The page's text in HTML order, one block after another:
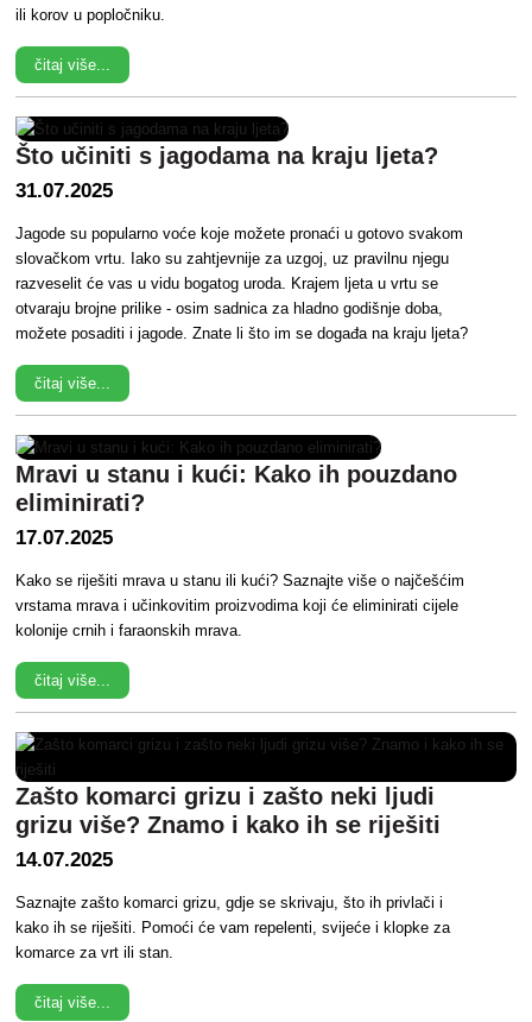
ili korov u popločniku.
čitaj više...
Što učiniti s jagodama na kraju ljeta?
31.07.2025
Jagode su popularno voće koje možete pronaći u gotovo svakom
slovačkom vrtu. Iako su zahtjevnije za uzgoj, uz pravilnu njegu
razveselit će vas u vidu bogatog uroda. Krajem ljeta u vrtu se
otvaraju brojne prilike - osim sadnica za hladno godišnje doba,
možete posaditi i jagode. Znate li što im se događa na kraju ljeta?
čitaj više...
Mravi u stanu i kući: Kako ih pouzdano
eliminirati?
17.07.2025
Kako se riješiti mrava u stanu ili kući? Saznajte više o najčešćim
vrstama mrava i učinkovitim proizvodima koji će eliminirati cijele
kolonije crnih i faraonskih mrava.
čitaj više...
Zašto komarci grizu i zašto neki ljudi
grizu više? Znamo i kako ih se riješiti
14.07.2025
Saznajte zašto komarci grizu, gdje se skrivaju, što ih privlači i
kako ih se riješiti. Pomoći će vam repelenti, svijeće i klopke za
komarce za vrt ili stan.
čitaj više...